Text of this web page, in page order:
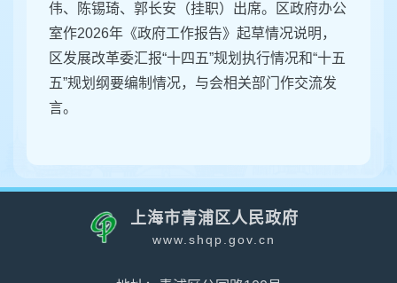
伟、陈锡琦、郭长安（挂职）出席。区政府办公
室作2026年《政府工作报告》起草情况说明，
区发展改革委汇报“十四五”规划执行情况和“十五
五”规划纲要编制情况，与会相关部门作交流发
言。
上海市青浦区人民政府
www.shqp.gov.cn